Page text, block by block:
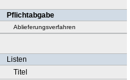
Pflichtabgabe
Ablieferungsverfahren
Listen
Titel